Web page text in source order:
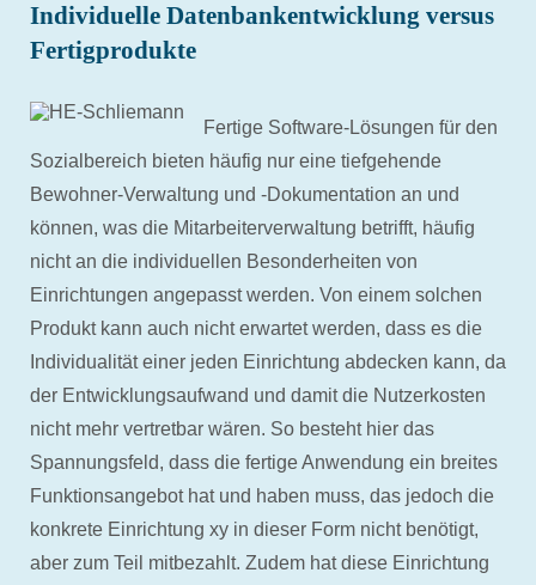
Individuelle Datenbankentwicklung versus
Fertigprodukte
Fertige Software-Lösungen für den
Sozialbereich bieten häufig nur eine tiefgehende
Bewohner-Verwaltung und -Dokumentation an und
können, was die Mitarbeiterverwaltung betrifft, häufig
nicht an die individuellen Besonderheiten von
Einrichtungen angepasst werden. Von einem solchen
Produkt kann auch nicht erwartet werden, dass es die
Individualität einer jeden Einrichtung abdecken kann, da
der Entwicklungsaufwand und damit die Nutzerkosten
nicht mehr vertretbar wären. So besteht hier das
Spannungsfeld, dass die fertige Anwendung ein breites
Funktionsangebot hat und haben muss, das jedoch die
konkrete Einrichtung xy in dieser Form nicht benötigt,
aber zum Teil mitbezahlt. Zudem hat diese Einrichtung